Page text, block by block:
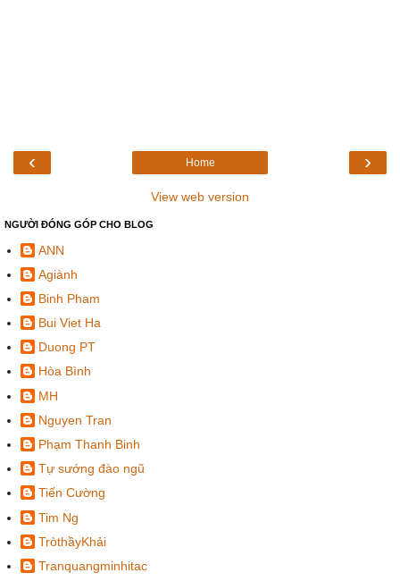
‹ ›
Home
View web version
NGƯỜI ĐÓNG GÓP CHO BLOG
ANN
Agiành
Binh Pham
Bui Viet Ha
Duong PT
Hòa Bình
MH
Nguyen Tran
Phạm Thanh Binh
Tự sướng đào ngũ
Tiến Cường
Tim Ng
TròthầyKhải
Tranquangminhitac